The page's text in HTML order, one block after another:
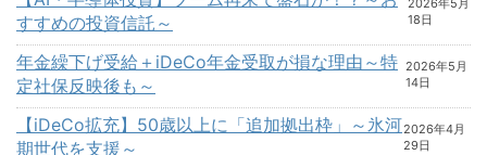
すすめの投資信託～
2026年5月
18日
年金繰下げ受給＋iDeCo年金受取が損な理由～特
定社保反映後も～
2026年5月
14日
【iDeCo拡充】50歳以上に「追加拠出枠」～氷河
期世代を支援～
2026年4月
29日